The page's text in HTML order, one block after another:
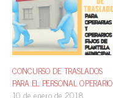
CONCURSO DE TRASLADOS
PARA EL PERSONAL OPERARIO
10 de enero de 2018